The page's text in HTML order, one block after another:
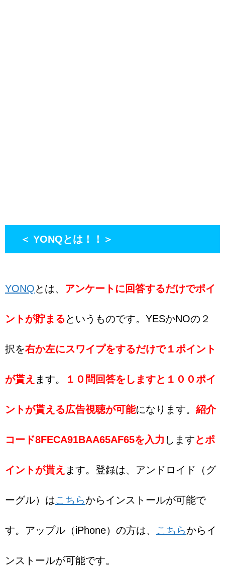
＜ YONQとは！！＞
YONQとは、 アンケートに回答するだけでポイ
ントが貯まるというものです。YESかNOの２
択を右か左にスワイプをするだけで１ポイント
が貰え ます。 １ ０問回答をしますと１００ポイ
ントが貰える広告視聴が可能になります。 紹介
コード8FECA91BAA65AF65を入力 しますとポ
イントが貰え ます。登録は、アンドロイド（グ
ーグル）はこちらからインストールが可能で
す。アップル（iPhone）の方は、 こちらからイ
ンストールが可能です。